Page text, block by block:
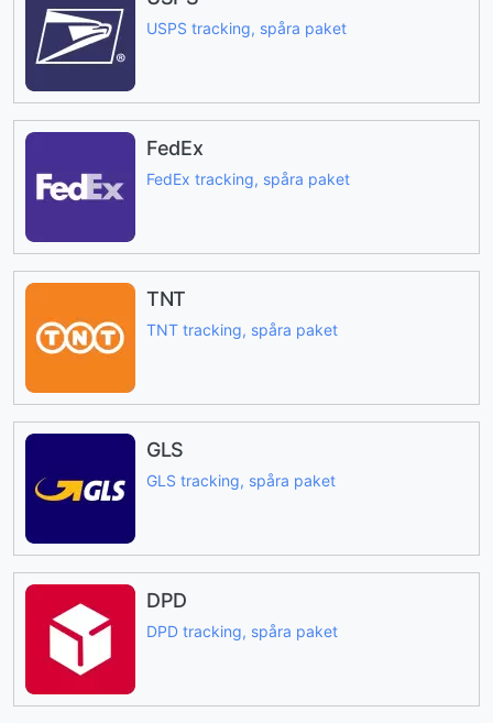
USPS tracking, spåra paket
FedEx
FedEx tracking, spåra paket
TNT
TNT tracking, spåra paket
GLS
GLS tracking, spåra paket
DPD
DPD tracking, spåra paket